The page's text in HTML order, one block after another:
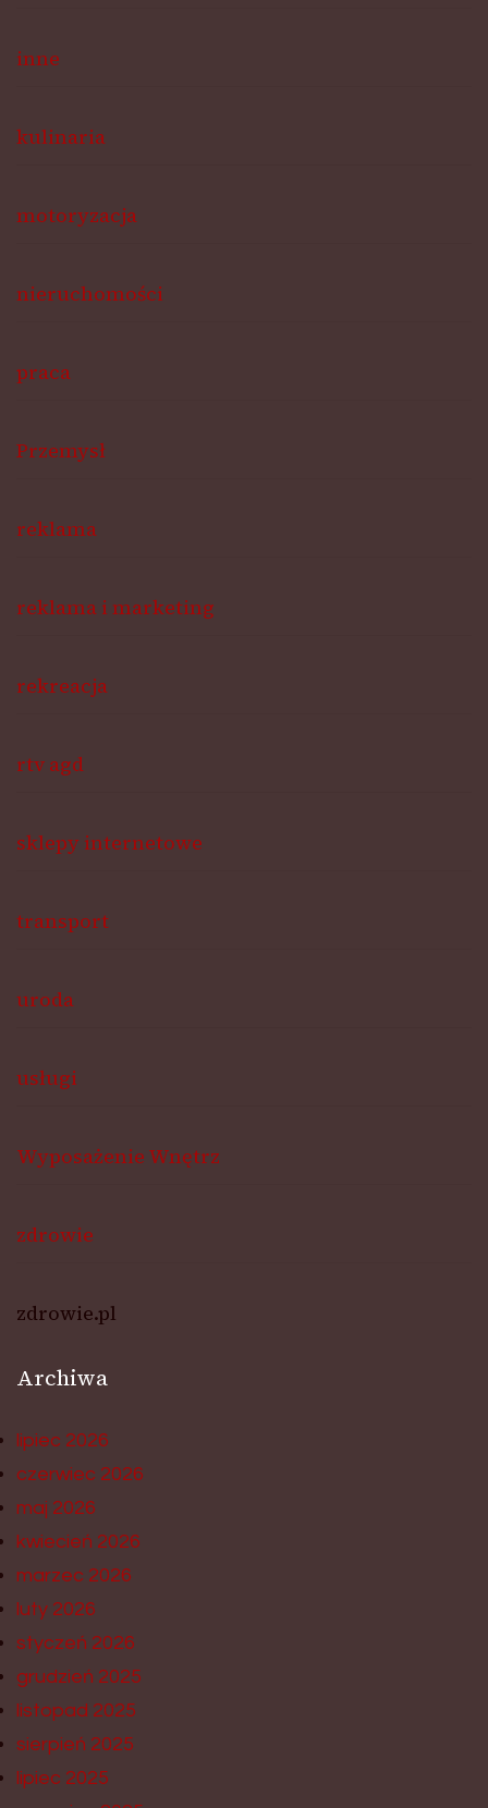
inne
kulinaria
motoryzacja
nieruchomości
praca
Przemysł
reklama
reklama i marketing
rekreacja
rtv agd
sklepy internetowe
transport
uroda
usługi
Wyposażenie Wnętrz
zdrowie
zdrowie.pl
Archiwa
lipiec 2026
czerwiec 2026
maj 2026
kwiecień 2026
marzec 2026
luty 2026
styczeń 2026
grudzień 2025
listopad 2025
sierpień 2025
lipiec 2025